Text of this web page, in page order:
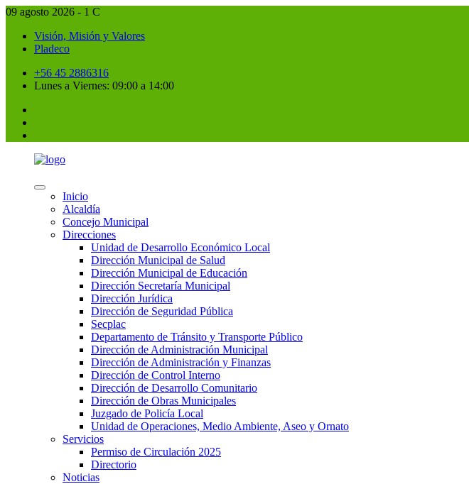
09 agosto 2026 - 1 C
Visión, Misión y Valores
Pladeco
+56 45 2886316
Lunes a Viernes: 09:00 a 14:00
Inicio
Alcaldía
Concejo Municipal
Direcciones
Unidad de Desarrollo Económico Local
Dirección Municipal de Salud
Dirección Municipal de Educación
Dirección Secretaría Municipal
Dirección Jurídica
Dirección de Seguridad Pública
Secplac
Departamento de Tránsito y Transporte Público
Dirección de Administración Municipal
Dirección de Administración y Finanzas
Dirección de Control Interno
Dirección de Desarrollo Comunitario
Dirección de Obras Municipales
Juzgado de Policía Local
Unidad de Operaciones, Medio Ambiente, Aseo y Ornato
Servicios
Permiso de Circulación 2025
Directorio
Noticias